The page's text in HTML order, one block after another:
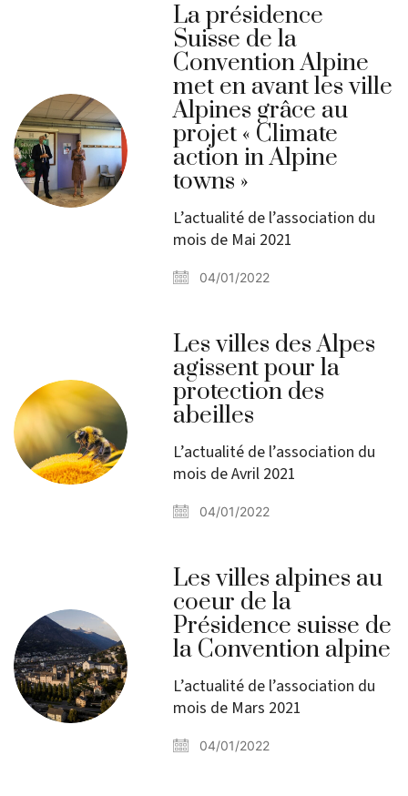
La présidence
Suisse de la
Convention Alpine
met en avant les ville
Alpines grâce au
projet « Climate
action in Alpine
towns »
L’actualité de l’association du
mois de Mai 2021
04/01/2022
Les villes des Alpes
agissent pour la
protection des
abeilles
L’actualité de l’association du
mois de Avril 2021
04/01/2022
Les villes alpines au
coeur de la
Présidence suisse de
la Convention alpine
L’actualité de l’association du
mois de Mars 2021
04/01/2022